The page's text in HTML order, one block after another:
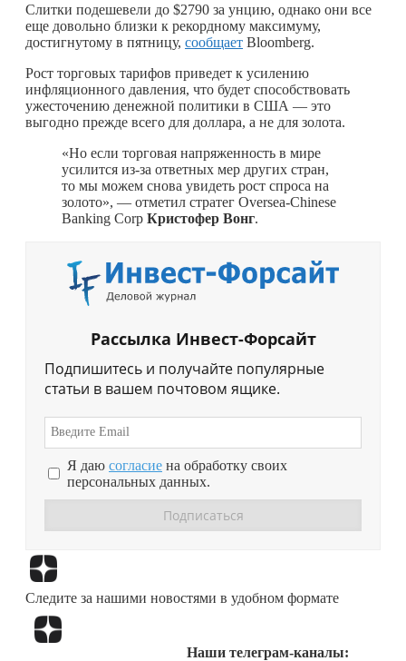
Слитки подешевели до $2790 за унцию, однако они все
еще довольно близки к рекордному максимуму,
достигнутому в пятницу, сообщает Bloomberg.
Рост торговых тарифов приведет к усилению
инфляционного давления, что будет способствовать
ужесточению денежной политики в США — это
выгодно прежде всего для доллара, а не для золота.
«Но если торговая напряженность в мире
усилится из-за ответных мер других стран,
то мы можем снова увидеть рост спроса на
золото», — отметил стратег Oversea-Chinese
Banking Corp Кристофер Вонг.
Рассылка Инвест-Форсайт
Подпишитесь и получайте популярные
статьи в вашем почтовом ящике.
Я даю согласие на обработку своих
персональных данных.
Следите за нашими новостями в удобном формате
Наши телеграм-каналы: